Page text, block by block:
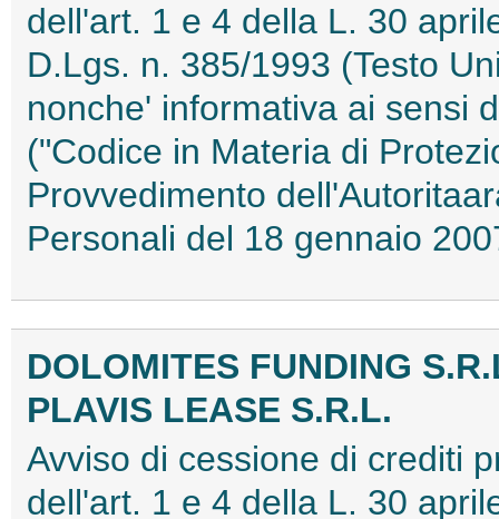
dell'art. 1 e 4 della L. 30
D.Lgs. n. 385/1993 (Testo
nonche' informativa ai sensi
("Codice in Materia di
Provvedimento
Personali del 18 gennaio
DOLOMITES FUNDING
PLAVIS LEASE S.R.L.
Avviso di cessione di crediti
dell'art. 1 e 4 della L. 30